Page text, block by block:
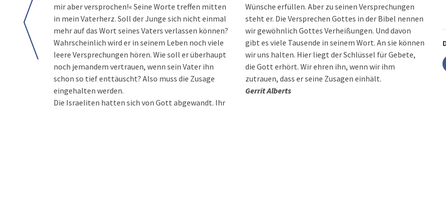
mir aber versprochen!« Seine Worte treffen mitten
in mein Vaterherz. Soll der Junge sich nicht einmal
mehr auf das Wort seines Vaters verlassen können?
Wahrscheinlich wird er in seinem Leben noch viele
leere Versprechungen hören. Wie soll er überhaupt
noch jemandem vertrauen, wenn sein Vater ihn
schon so tief enttäuscht? Also muss die Zusage
eingehalten werden.
Die Israeliten hatten sich von Gott abgewandt. Ihr
Wünsche erfüllen. Aber zu seinen Versprechungen
steht er. Die Versprechen Gottes in der Bibel nennen
wir gewöhnlich Gottes Verheißungen. Und davon
gibt es viele Tausende in seinem Wort. An sie können
wir uns halten. Hier liegt der Schlüssel für Gebete,
die Gott erhört. Wir ehren ihn, wenn wir ihm
zutrauen, dass er seine Zusagen einhält.
Gerrit Alberts